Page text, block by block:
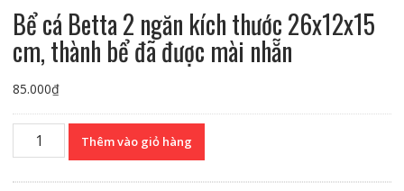
Bể cá Betta 2 ngăn kích thước 26x12x15
cm, thành bể đã được mài nhẵn
85.000₫
Thêm vào giỏ hàng